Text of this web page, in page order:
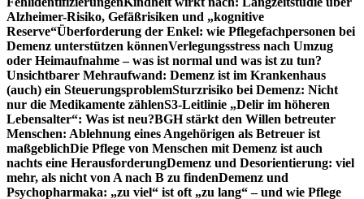
Alzheimer-Risiko, Gefäßrisiken und „kognitive
Reserve“Überforderung der Enkel: wie Pflegefachpersonen bei
Demenz unterstützen könnenVerlegungsstress nach Umzug
oder Heimaufnahme – was ist normal und was ist zu tun?
Unsichtbarer Mehraufwand: Demenz ist im Krankenhaus
(auch) ein SteuerungsproblemSturzrisiko bei Demenz: Nicht
nur die Medikamente zählenS3-Leitlinie „Delir im höheren
Lebensalter“: Was ist neu?BGH stärkt den Willen betreuter
Menschen: Ablehnung eines Angehörigen als Betreuer ist
maßgeblichDie Pflege von Menschen mit Demenz ist auch
nachts eine HerausforderungDemenz und Desorientierung: viel
mehr, als nicht von A nach B zu findenDemenz und
Psychopharmaka: „zu viel“ ist oft „zu lang“ – und wie Pflege